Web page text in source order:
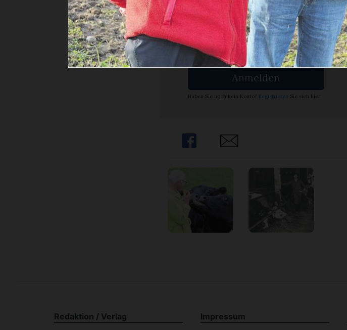
Ja. Ich bin
Abonnent.
Anmelden
Haben Sie noch kein Konto? Registrieren Sie sich hier
Share Share
Redaktion / Verlag Impressum